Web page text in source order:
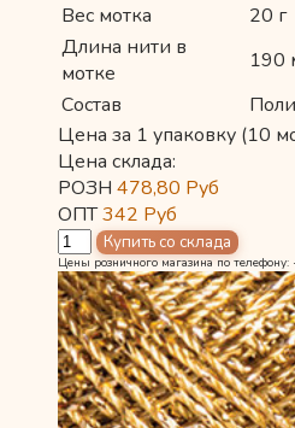
Вес мотка
20 г
Длина нити в
мотке
190
Состав
Цена за 1 упаковку (10
Цена склада:
РОЗН 478,80 Руб
ОПТ342 Руб
Цены розничного магазина по